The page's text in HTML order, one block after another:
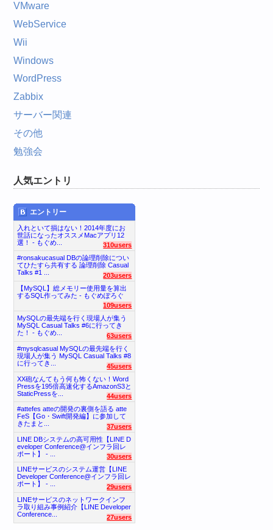
VMware
WebService
Wii
Windows
WordPress
Zabbix
サーバー関連
その他
勉強会
人気エントリ
エントリー
入れといて損はない！2014年度にお
世話になったオススメMacアプリ12
選！ - もぐめ...
310users
#ronsakucasual DBの論理削除につい
てひたすら共有する 論理削除 Casual
Talks #1 ...
203users
【MySQL】総メモリー使用量を算出
するSQL作ってみた - もぐめぽろぐ
109users
MySQLの最先端を行く現場人が集う
MySQL Casual Talks #6に行ってき
た！ - もぐめ...
63users
#mysqlcasual MySQLの最先端を行く
現場人が集う MySQL Casual Talks #8
に行ってき...
45users
XX砲なんてもう何も怖くない！Word
Pressを195倍高速化するAmazonS3と
StaticPressを...
44users
#attefes atteの開発の裏側を語る atte
FeS【Go・Swift開発編】に参加して
きたまと...
37users
LINE DBシステムの高可用性【LINE D
eveloper Conference@インフラ回レ
ポート】 - ...
30users
LINEサービスのシステム運営【LINE
Developer Conference@インフラ回レ
ポート】 - ...
29users
LINEサービスのネットワークインフ
ラ取り組み事例紹介【LINE Developer
Conference...
27users